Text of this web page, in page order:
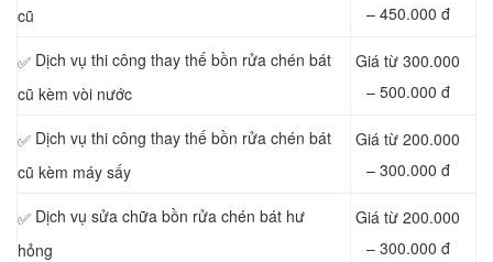
cũ
– 450.000 đ
✅ Dịch vụ thi công thay thế bồn rửa chén bát
cũ kèm vòi nước
Giá từ 300.000
– 500.000 đ
✅ Dịch vụ thi công thay thế bồn rửa chén bát
cũ kèm máy sấy
Giá từ 200.000
– 300.000 đ
✅ Dịch vụ sửa chữa bồn rửa chén bát hư
hỏng
Giá từ 200.000
– 300.000 đ